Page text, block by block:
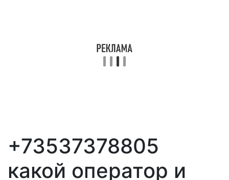
+73537378805
какой оператор и